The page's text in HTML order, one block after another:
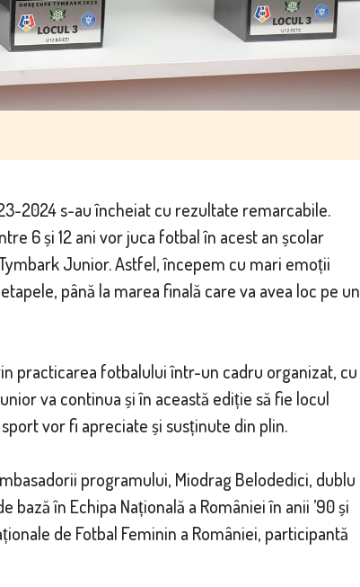
2024 s-au încheiat cu rezultate remarcabile.
6 și 12 ani vor juca fotbal în acest an școlar
Junior. Astfel, începem cu mari emoții
până la marea finală care va avea loc pe un
practicarea fotbalului într-un cadru organizat, cu
va continua și în această ediție să fie locul
vor fi apreciate și susținute din plin.
programului, Miodrag Belodedici, dublu
în Echipa Națională a României în anii ’90 și
de Fotbal Feminin a României, participantă